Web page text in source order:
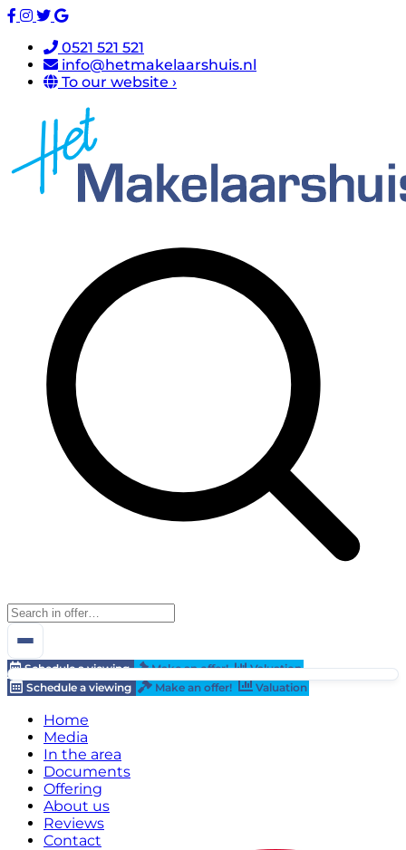
0521 521 521
info@hetmakelaarshuis.nl
To our website ›
Schedule a viewing Make an offer!
Valuation
Schedule a viewing
Make an offer! Valuation
Home
Media
In the area
Documents
Offering
About us
Reviews
Contact